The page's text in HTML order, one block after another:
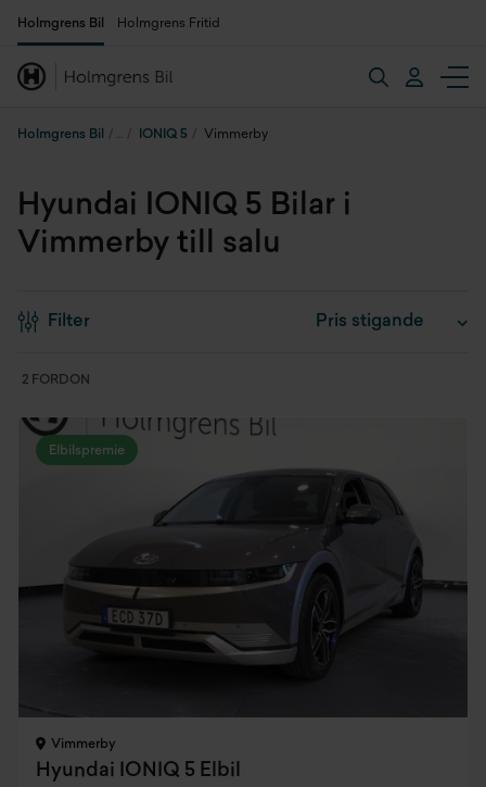
Holmgrens Bil Holmgrens Fritid
Holmgrens Bil IONIQ 5 Vimmerby
Hyundai IONIQ 5 Bilar i
Vimmerby till salu
Filter
2 FORDON
Elbilspremie
Vimmerby
Hyundai IONIQ 5 Elbil